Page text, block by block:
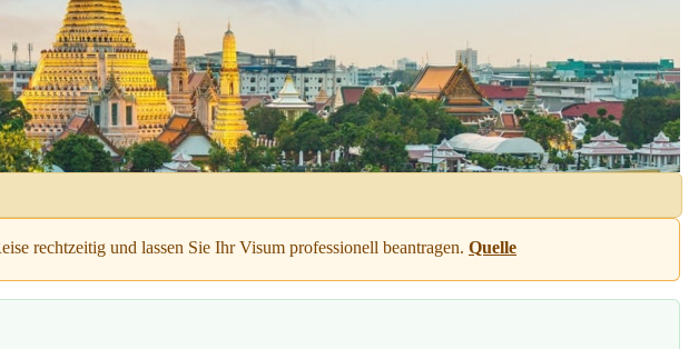
rechtzeitig und lassen Sie Ihr Visum professionell beantragen. Quelle